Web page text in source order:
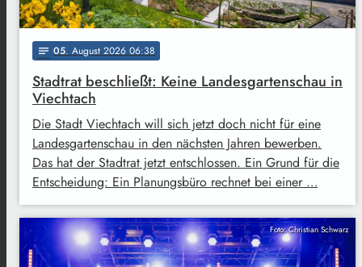
notes 05. August 2026 06:38
Stadtrat beschließt: Keine Landesgartenschau in
Viechtach
Die Stadt Viechtach will sich jetzt doch nicht für eine
Landesgartenschau in den nächsten Jahren bewerben.
Das hat der Stadtrat jetzt entschlossen. Ein Grund für die
Entscheidung: Ein Planungsbüro rechnet bei einer …
Foto: Christian Schwarz